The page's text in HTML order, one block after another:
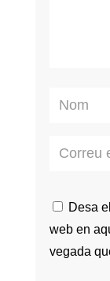
Desa
web en
vegada